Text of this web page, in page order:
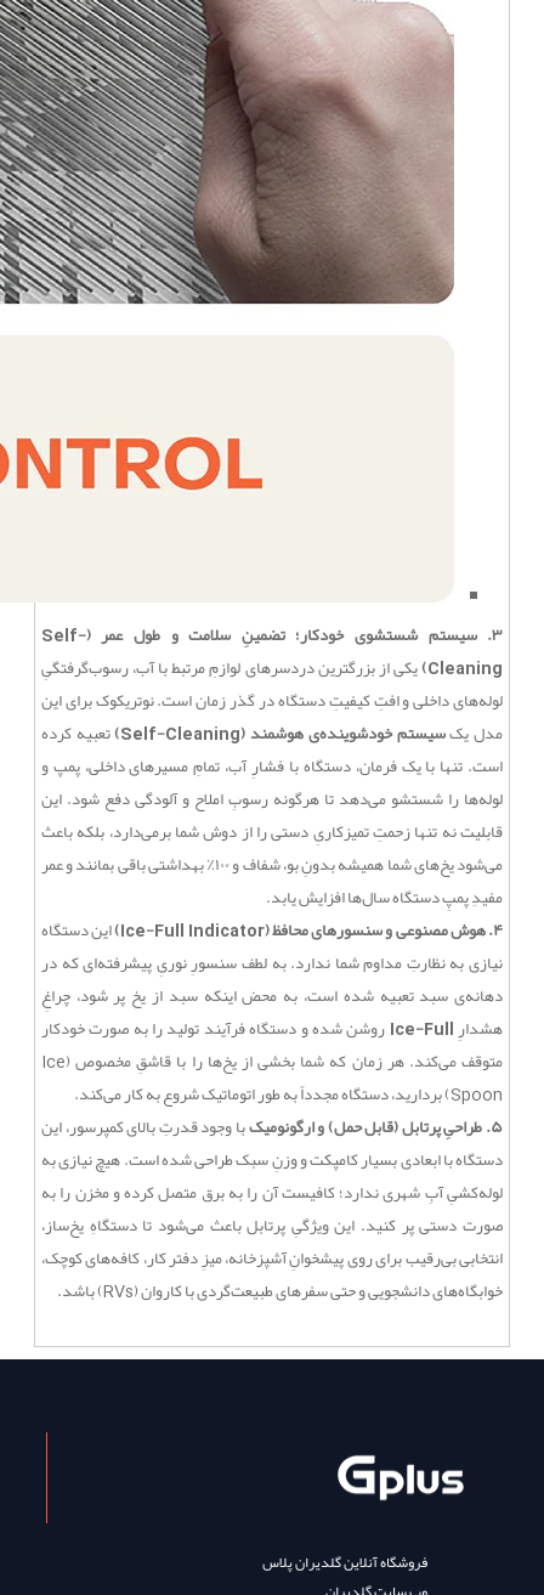
۳. سیستم شستشوی خودکار؛ تضمینِ سلامت و طول عمر (Self-
Cleaning) یکی از بزرگترین دردسرهای لوازمِ مرتبط با آب، رسوب‌گرفتگیِ
لوله‌های داخلی و افتِ کیفیتِ دستگاه در گذر زمان است. نوتریکوک برای این
مدل یکسیستم خودشوینده‌ی هوشمند (Self-Cleaning)
تعبیه کرده
است. تنها با یک فرمان، دستگاه با فشارِ آب، تمامِ مسیرهای داخلی، پمپ و
لوله‌ها را شستشو می‌دهد تا هرگونه رسوبِ املاح و آلودگی دفع شود. این
قابلیت نه تنها زحمتِ تمیزکاریِ دستی را از دوش شما برمی‌دارد، بلکه باعث
می‌شود یخ‌های شما همیشه بدونِ بو، شفاف و ۱۰۰٪ بهداشتی باقی بمانند و عمر
مفیدِ پمپِ دستگاه سال‌ها افزایش یابد.
۴. هوش مصنوعی و سنسورهای محافظ (Ice-Full Indicator)
این دستگاه
نیازی به نظارتِ مداوم شما ندارد. به لطف سنسورِ نوریِ پیشرفته‌ای که در
دهانه‌ی سبد تعبیه شده است، به محض اینکه سبد از یخ پر شود، چراغِ
هشدارِIce-Fullروشن شده و دستگاه فرآیند تولید را به صورت خودکار
متوقف می‌کند. هر زمان که شما بخشی از یخ‌ها را با قاشقِ مخصوص (Ice
Spoon) بردارید، دستگاه مجدداً به طور اتوماتیک شروع به کار می‌کند.
۵. طراحیِ پرتابل (قابل حمل) و ارگونومیک
با وجود قدرتِ بالای کمپرسور، این
دستگاه با ابعادی بسیار کامپکت و وزنِ سبک طراحی شده است. هیچ نیازی به
لوله‌کشیِ آبِ شهری ندارد؛ کافیست آن را به برق متصل کرده و مخزن را به
صورت دستی پر کنید. این ویژگیِ پرتابل باعث می‌شود تا دستگاهِ یخ‌ساز،
انتخابی بی‌رقیب برای روی پیشخوانِ آشپزخانه، میزِ دفتر کار، کافه‌های کوچک،
خوابگاه‌های دانشجویی و حتی سفرهای طبیعت‌گردی با کاروان (RVs) باشد.
فروشگاه آنلاین گلدیران پلاس